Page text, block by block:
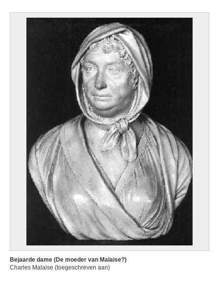
Bejaarde dame (De moeder van Malaise?)
Charles Malaise (toegeschreven aan)